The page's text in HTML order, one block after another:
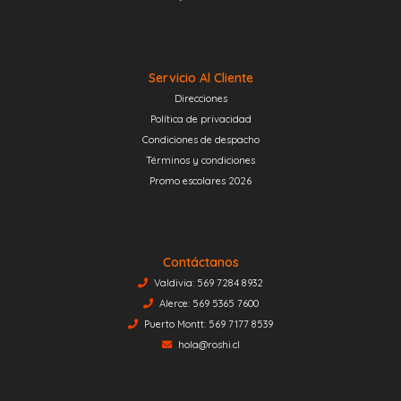
Servicio Al Cliente
Direcciones
Política de privacidad
Condiciones de despacho
Términos y condiciones
Promo escolares 2026
Contáctanos
Valdivia: 569 7284 8932
Alerce: 569 5365 7600
Puerto Montt: 569 7177 8539
hola@roshi.cl